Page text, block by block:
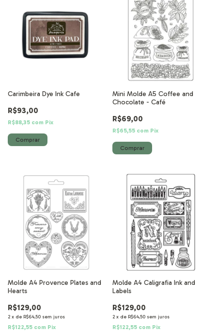
Carimbeira Dye Ink Cafe
R$93,00
R$88,35 com Pix
Mini Molde A5 Coffee and
Chocolate - Café
R$69,00
R$65,55 com Pix
Molde A4 Provence Plates and
Hearts
R$129,00
2 x de R$64,50 sem juros
R$122,55 com Pix
Molde A4 Caligrafia Ink and
Labels
R$129,00
2 x de R$64,50 sem juros
R$122,55 com Pix